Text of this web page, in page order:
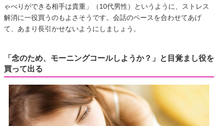
ゃべりができる相手は貴重」（10代男性）というように、ストレス
解消に一役買うのもよさそうです。会話のペースを合わせてあげ
て、あまり長引かせないようにしましょう。
「念のため、モーニングコールしようか？」と目覚まし役を
買って出る